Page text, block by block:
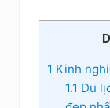
1 Kinh
1.1 Du